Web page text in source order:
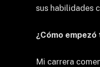
sus habilidades
¿Cómo
Mi carrera